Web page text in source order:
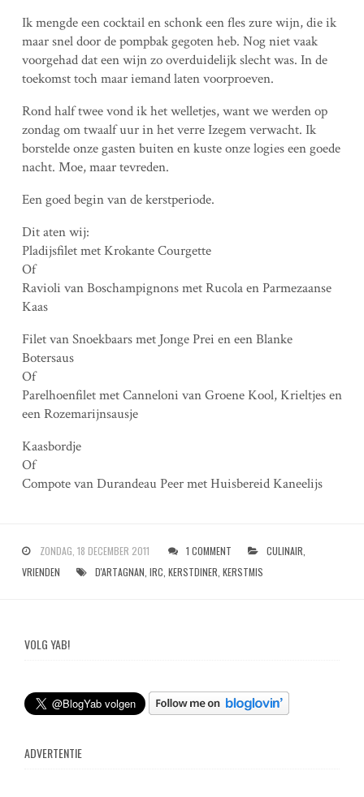
Ik mengde een cocktail en schonk een fles zure wijn, die ik
maar snel door de pompbak gegoten heb. Nog niet vaak
voorgehad dat een wijn zo overduidelijk slecht was. In de
toekomst toch maar iemand laten voorproeven.
Rond half twee vond ik het welletjes, want we werden op
zondag om twaalf uur in het verre Izegem verwacht. Ik
borstelde onze gasten buiten en kuste onze logies een goede
nacht. Moe, maar tevreden.
Een goed begin van de kerstperiode.
Dit aten wij:
Pladijsfilet met Krokante Courgette
Of
Ravioli van Boschampignons met Rucola en Parmezaanse
Kaas
Filet van Snoekbaars met Jonge Prei en een Blanke
Botersaus
Of
Parelhoenfilet met Canneloni van Groene Kool, Krieltjes en
een Rozemarijnsausje
Kaasbordje
Of
Compote van Durandeau Peer met Huisbereid Kaneelijs
ZONDAG, 18 DECEMBER 2011 1 COMMENT CULINAIR
VRIENDEN
D'ARTAGNAN IRC KERSTDINER KERSTMIS
VOLG YAB!
ADVERTENTIE